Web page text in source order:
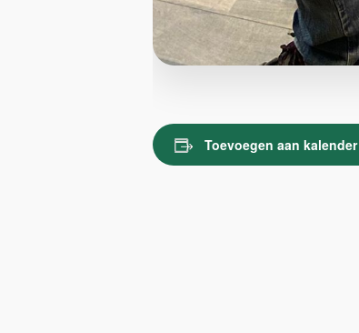
Toevoegen aan kalender